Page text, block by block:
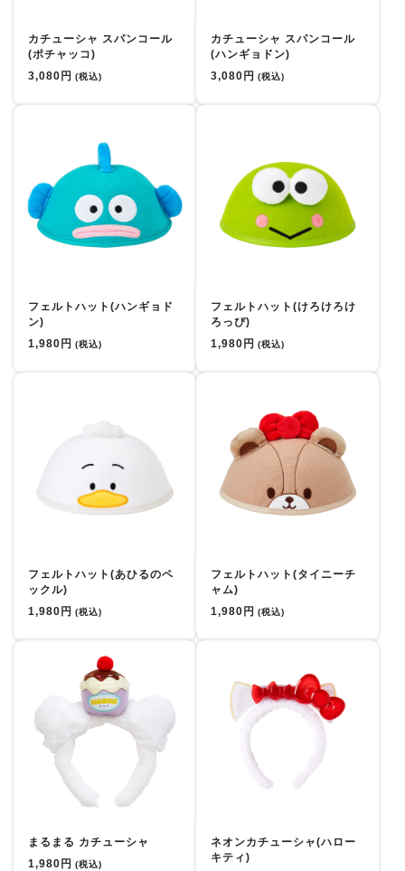
カチューシャ スパンコール
(ポチャッコ)
3,080円 (税込)
カチューシャ スパンコール
(ハンギョドン)
3,080円 (税込)
フェルトハット(ハンギョド
ン)
1,980円 (税込)
フェルトハット(けろけろけ
ろっぴ)
1,980円 (税込)
フェルトハット(あひるのペ
ックル)
1,980円 (税込)
フェルトハット(タイニーチ
ャム)
1,980円 (税込)
まるまる カチューシャ
1,980円 (税込)
ネオンカチューシャ(ハロー
キティ)